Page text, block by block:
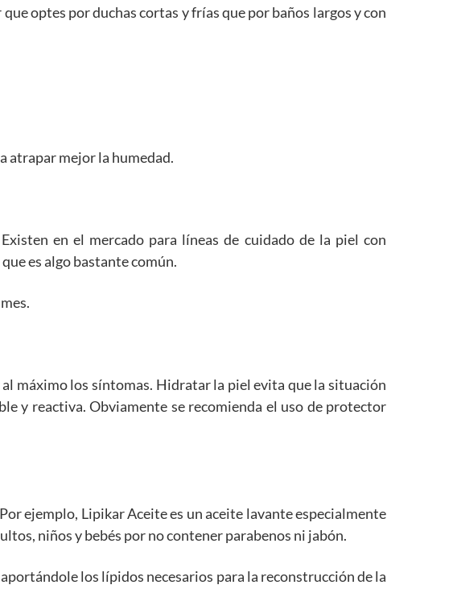
optes por duchas cortas y frías que por baños largos y con
atrapar mejor la humedad.
en el mercado para líneas de cuidado de la piel con
es algo bastante común.
máximo los síntomas. Hidratar la piel evita que la situación
y reactiva. Obviamente se recomienda el uso de protector
ejemplo, Lipikar Aceite es un aceite lavanteespecialmente
niños y bebés por no contener parabenos ni jabón.
los lípidos necesarios para la reconstrucción de la